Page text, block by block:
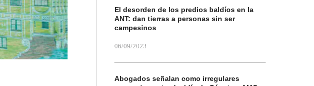
El desorden de los predios baldíos en la
ANT: dan tierras a personas sin ser
campesinos
06/09/2023
Abogados señalan como irregulares